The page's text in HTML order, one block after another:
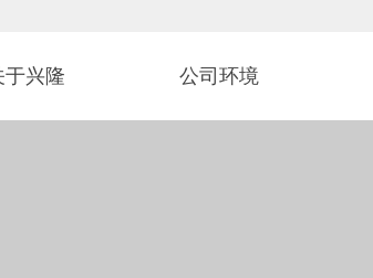
，期待您的来电咨询和
于兴隆 公司环境